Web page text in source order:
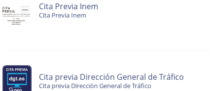
Cita Previa Inem
Cita Previa Inem
Cita previa Dirección General de Tráfico
Cita previa Dirección General de Tráfico